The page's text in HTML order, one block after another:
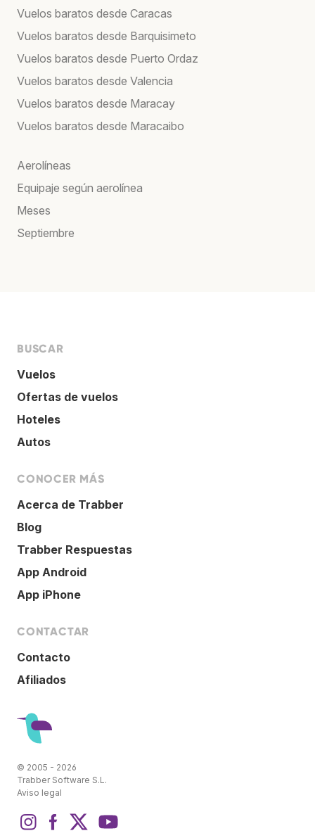
Vuelos baratos desde Caracas
Vuelos baratos desde Barquisimeto
Vuelos baratos desde Puerto Ordaz
Vuelos baratos desde Valencia
Vuelos baratos desde Maracay
Vuelos baratos desde Maracaibo
Aerolíneas
Equipaje según aerolínea
Meses
Septiembre
BUSCAR
Vuelos
Ofertas de vuelos
Hoteles
Autos
CONOCER MÁS
Acerca de Trabber
Blog
Trabber Respuestas
App Android
App iPhone
CONTACTAR
Contacto
Afiliados
© 2005 - 2026
Trabber Software S.L.
Aviso legal